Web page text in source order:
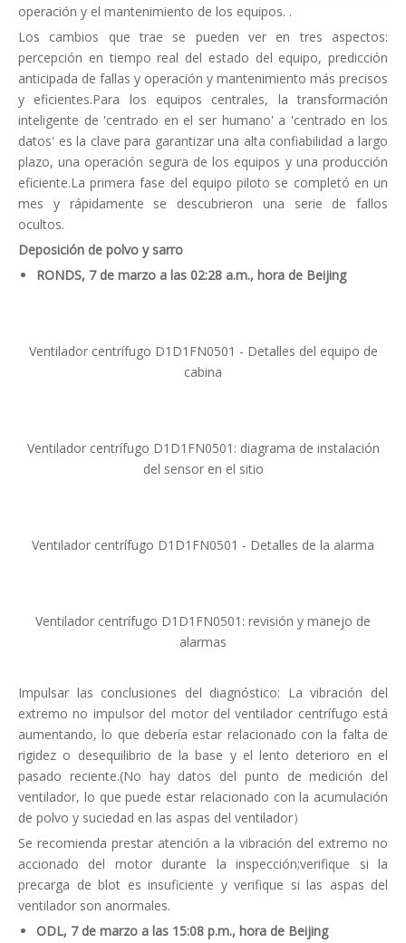
operación y el mantenimiento de los equipos. .
Los cambios que trae se pueden ver en tres aspectos:
percepción en tiempo real del estado del equipo, predicción
anticipada de fallas y operación y mantenimiento más precisos
y eficientes.Para los equipos centrales, la transformación
inteligente de 'centrado en el ser humano' a 'centrado en los
datos' es la clave para garantizar una alta confiabilidad a largo
plazo, una operación segura de los equipos y una producción
eficiente.La primera fase del equipo piloto se completó en un
mes y rápidamente se descubrieron una serie de fallos
ocultos.
Deposición de polvo y sarro
RONDS, 7 de marzo a las 02:28 a.m., hora de Beijing
Ventilador centrífugo D1D1FN0501 - Detalles del equipo de
cabina
Ventilador centrífugo D1D1FN0501: diagrama de instalación
del sensor en el sitio
Ventilador centrífugo D1D1FN0501 - Detalles de la alarma
Ventilador centrífugo D1D1FN0501: revisión y manejo de
alarmas
Impulsar las conclusiones del diagnóstico: La vibración del
extremo no impulsor del motor del ventilador centrífugo está
aumentando, lo que debería estar relacionado con la falta de
rigidez o desequilibrio de la base y el lento deterioro en el
pasado reciente.(No hay datos del punto de medición del
ventilador, lo que puede estar relacionado con la acumulación
de polvo y suciedad en las aspas del ventilador）
Se recomienda prestar atención a la vibración del extremo no
accionado del motor durante la inspección;verifique si la
precarga de blot es insuficiente y verifique si las aspas del
ventilador son anormales.
ODL, 7 de marzo a las 15:08 p.m., hora de Beijing